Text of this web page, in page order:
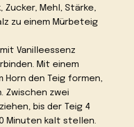
Zucker, Mehl, Stärke,
zu einem Mürbeteig
Vanilleessenz
Mit einem
Horn den Teig formen,
Zwischen zwei
bis der Teig 4
Minuten kalt stellen.